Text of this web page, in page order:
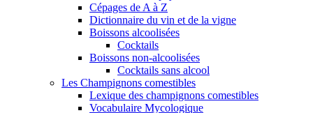
Cépages de A à Z
Dictionnaire du vin et de la vigne
Boissons alcoolisées
Cocktails
Boissons non-alcoolisées
Cocktails sans alcool
Les Champignons comestibles
Lexique des champignons comestibles
Vocabulaire Mycologique